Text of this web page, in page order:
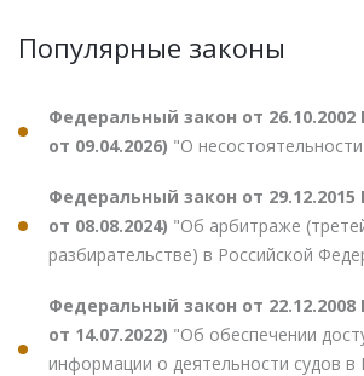
Популярные законы
Федеральный закон от 26.10.2002
от 09.04.2026) "О
Федеральный закон от 29.12.2015
от 08.08.2024) "Об арбитраже
разбирательстве) в Российской
Федеральный закон от 22.12.2008
от 14.07.2022) "Об обеспечении
информации о деятельности судов в